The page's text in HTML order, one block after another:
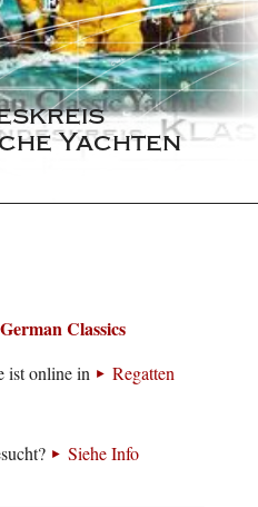
Yachten
German Classics
ist online in
Regatten
Siehe Info